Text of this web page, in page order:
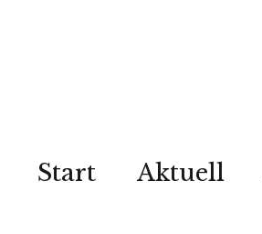
Start Aktuell